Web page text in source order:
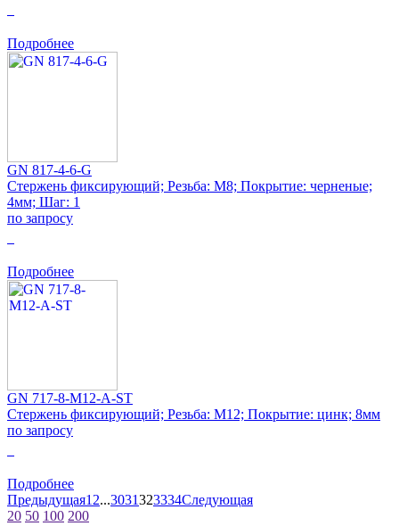
Подробнее
GN 817-4-6-G
Стержень фиксирующий; Резьба: M8; Покрытие: черненые;
4мм; Шаг: 1
по запросу
Подробнее
GN 717-8-M12-A-ST
Стержень фиксирующий; Резьба: M12; Покрытие: цинк; 8мм
по запросу
Подробнее
Предыдущая1 2...3031323334Следующая
20 50 100 200